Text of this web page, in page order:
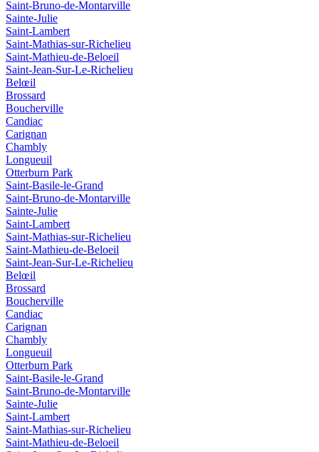
Saint-Bruno-de-Montarville
Sainte-Julie
Saint-Lambert
Saint-Mathias-sur-Richelieu
Saint-Mathieu-de-Beloeil
Saint-Jean-Sur-Le-Richelieu
Belœil
Brossard
Boucherville
Candiac
Carignan
Chambly
Longueuil
Otterburn Park
Saint-Basile-le-Grand
Saint-Bruno-de-Montarville
Sainte-Julie
Saint-Lambert
Saint-Mathias-sur-Richelieu
Saint-Mathieu-de-Beloeil
Saint-Jean-Sur-Le-Richelieu
Belœil
Brossard
Boucherville
Candiac
Carignan
Chambly
Longueuil
Otterburn Park
Saint-Basile-le-Grand
Saint-Bruno-de-Montarville
Sainte-Julie
Saint-Lambert
Saint-Mathias-sur-Richelieu
Saint-Mathieu-de-Beloeil